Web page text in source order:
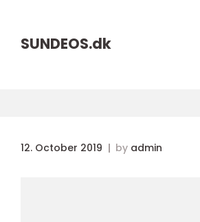
SUNDEOS.dk
12. October 2019 by admin